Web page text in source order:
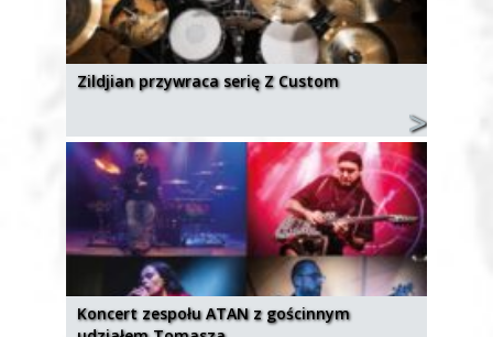
Zildjian przywraca serię Z Custom
Koncert zespołu ATAN z gościnnym